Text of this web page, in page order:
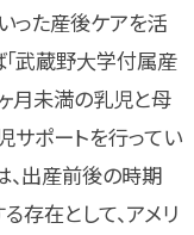
いった産後ケアを活
「武蔵野大学付属産
月未満の乳児と母
サポートを行ってい
は、出産前後の時期
存在として、アメリ